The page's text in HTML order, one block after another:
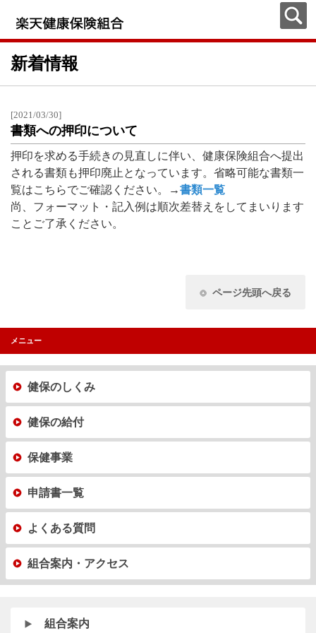
新着情報
[2021/03/30]
書類への押印について
押印を求める手続きの見直しに伴い、健康保険組合へ提出
される書類も押印廃止となっています。省略可能な書類一
覧はこちらでご確認ください。→書類一覧
尚、フォーマット・記入例は順次差替えをしてまいります
ことご了承ください。
ページ先頭へ戻る
メニュー
健保のしくみ
健保の給付
保健事業
申請書一覧
よくある質問
組合案内・アクセス
組合案内